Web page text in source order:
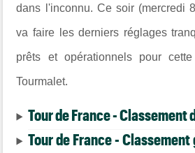
dans l'inconnu. Ce soir (mercredi
va faire les derniers réglages
prêts et opérationnels pour
Tourmalet.
Tour de France - Classement
Tour de France -